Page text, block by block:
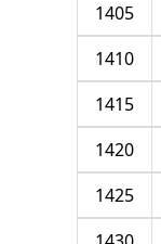
1405
1410
1415
1420
1425